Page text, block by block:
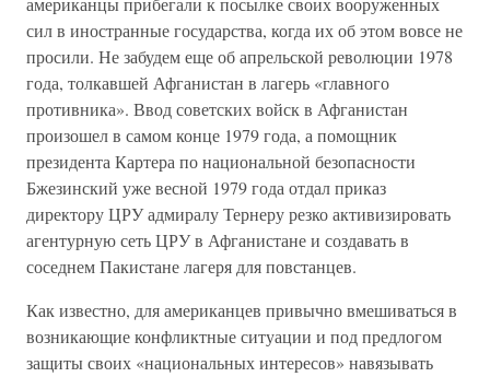
сил в иностранные государства, когда их об этом вовсе не
просили. Не забудем еще об апрельской революции 1978
года, толкавшей Афганистан в лагерь «главного
противника». Ввод советских войск в Афганистан
произошел в самом конце 1979 года, а помощник
президента Картера по национальной безопасности
Бжезинский уже весной 1979 года отдал приказ
директору ЦРУ адмиралу Тернеру резко активизировать
агентурную сеть ЦРУ в Афганистане и создавать в
соседнем Пакистане лагеря для повстанцев.
Как известно, для американцев привычно вмешиваться в
возникающие конфликтные ситуации и под предлогом
защиты своих «национальных интересов» навязывать